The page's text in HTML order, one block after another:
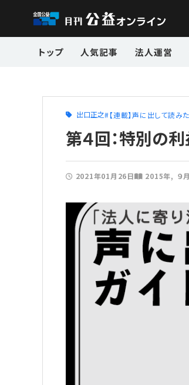
トップ 人気記事 法人運営
出口正之 【連載】声に出して読み
第４回：特別の
2021年01月26日 2015年 ９